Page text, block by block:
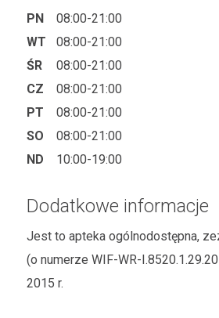
PN
08:00-21:00
WT
08:00-21:00
ŚR
08:00-21:00
CZ
08:00-21:00
PT
08:00-21:00
SO
08:00-21:00
ND
10:00-19:00
Dodatkowe informacje
Jest to apteka ogólnodostępna,
(o numerze WIF-WR-
2015 r.